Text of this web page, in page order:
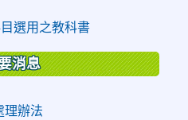
選用之教科書
消息
理辦法